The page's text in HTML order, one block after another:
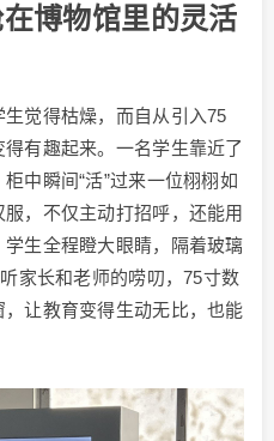
博物馆里的灵活
觉得枯燥，而自从引入75
有趣起来。一名学生靠近了
中瞬间“活”过来一位栩栩如
，不仅主动打招呼，还能用
生全程瞪大眼睛，隔着玻璃
家长和老师的唠叨，75寸数
让教育变得生动无比，也能